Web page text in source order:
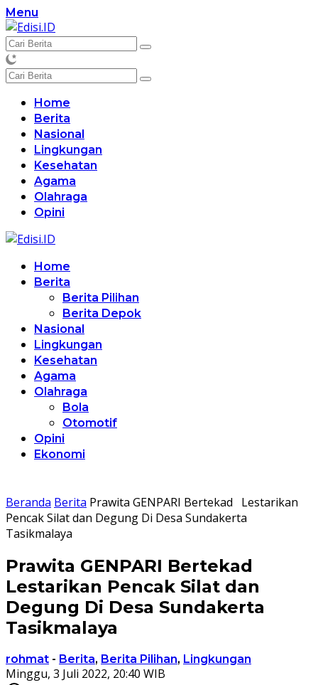
Langsung
ke
konten
Menu
Home
Berita
Nasional
Lingkungan
Kesehatan
Agama
Olahraga
Opini
Home
Berita
Berita Pilihan
Berita Depok
Nasional
Lingkungan
Kesehatan
Agama
Olahraga
Bola
Otomotif
Opini
Ekonomi
Beranda Berita Prawita GENPARI Bertekad Lestarikan
Pencak Silat dan Degung Di Desa Sundakerta
Tasikmalaya
Prawita GENPARI Bertekad
Lestarikan Pencak Silat dan
Degung Di Desa Sundakerta
Tasikmalaya
rohmat - Berita, Berita Pilihan, Lingkungan
Minggu, 3 Juli 2022, 20:40 WIB